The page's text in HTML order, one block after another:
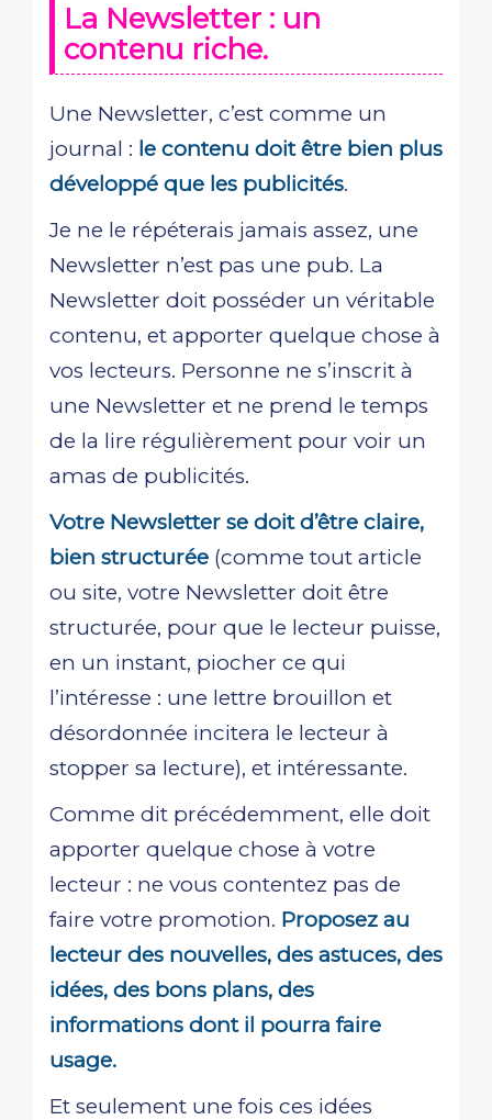
La Newsletter : un
contenu riche.
Une Newsletter, c’est comme un
journal : le contenu doit être bien plus
développé que les publicités.
Je ne le répéterais jamais assez, une
Newsletter n’est pas une pub. La
Newsletter doit posséder un véritable
contenu, et apporter quelque chose à
vos lecteurs. Personne ne s’inscrit à
une Newsletter et ne prend le temps
de la lire régulièrement pour voir un
amas de publicités.
Votre Newsletter se doit d’être claire,
bien structurée (comme tout article
ou site, votre Newsletter doit être
structurée, pour que le lecteur puisse,
en un instant, piocher ce qui
l’intéresse : une lettre brouillon et
désordonnée incitera le lecteur à
stopper sa lecture), et intéressante.
Comme dit précédemment, elle doit
apporter quelque chose à votre
lecteur : ne vous contentez pas de
faire votre promotion. Proposez au
lecteur des nouvelles, des astuces, des
idées, des bons plans, des
informations dont il pourra faire
usage.
Et seulement une fois ces idées